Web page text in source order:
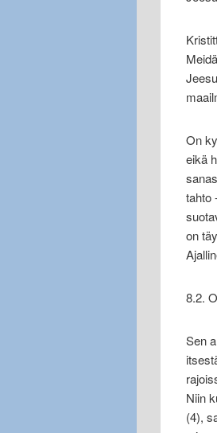
On
eikä
tahto
on
8.2.
Sen
Niin
(4),